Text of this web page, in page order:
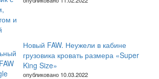
Новый FAW. Неужели в кабине
грузовика кровать размера «Super
King Size»
опубликовано 10.03.2022